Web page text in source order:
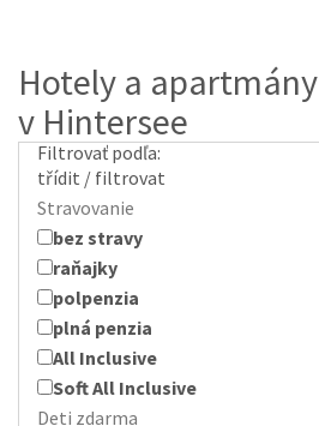
Hotely a apartmány
v Hintersee
Filtrovať podľa:
třídit / filtrovat
Stravovanie
bez stravy
raňajky
polpenzia
plná penzia
All Inclusive
Soft All Inclusive
Deti zdarma